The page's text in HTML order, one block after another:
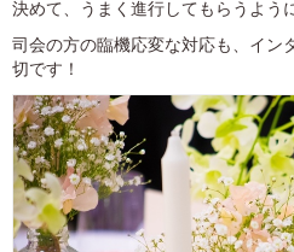
決めて、うまく進行してもらうよう
司会の方の臨機応変な対応も、イン
切です！